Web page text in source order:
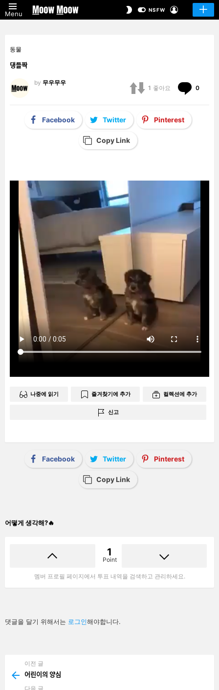
Menu
SWITCHNSFW
동물
댕들짝
by 무우무우
1 좋아요 0
Facebook Twitter Pinterest
Copy Link
나중에 읽기 즐겨찾기에 추가 컬렉션에 추가
신고
Facebook Twitter Pinterest
Copy Link
어떻게 생각해?🔥
1
Point
멤버 프로필 페이지에서 투표 내역을 검색하고 관리하세요.
답
글
댓글을 달기 위해서는 로그인해야합니다.
more
이전 글
어린이의 양심
다음 글